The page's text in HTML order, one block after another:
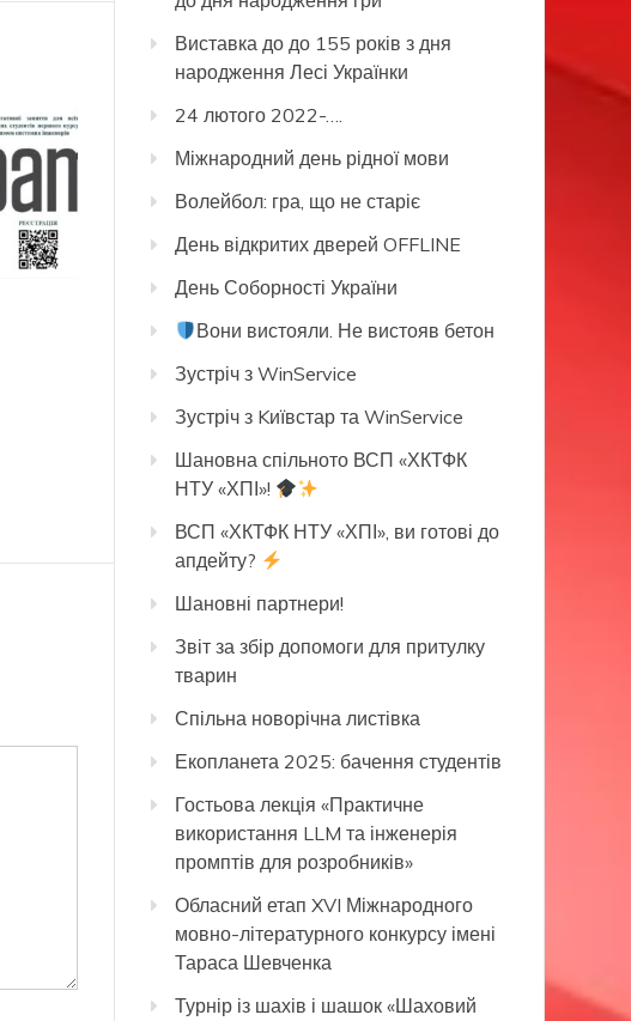
Виставка до до 155 років з дня
народження Лесі Українки
24 лютого 2022-….
Міжнародний день рідної мови
Волейбол: гра, що не старіє
День відкритих дверей OFFLINE
День Соборності України
Вони вистояли. Не вистояв бетон
Зустріч з WinService
Зустріч з Kиївстар та WinService
Шановна спільното ВСП «ХКТФК
НТУ «ХПІ»!
ВСП «ХКТФК НТУ «ХПІ», ви готові до
апдейту?
Шановні партнери!
Звіт за збір допомоги для притулку
тварин
Спільна новорічна листівка
Екопланета 2025: бачення студентів
Гостьова лекція «Практичне
використання LLM та інженерія
промптів для розробників»
Обласний етап XVI Міжнародного
мовно-літературного конкурсу імені
Тараса Шевченка
Турнір із шахів і шашок «Шаховий